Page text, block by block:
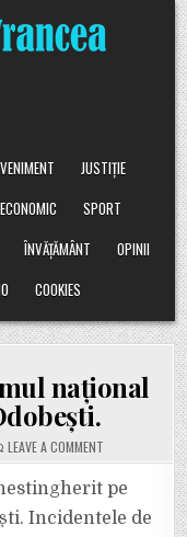
JUSTIȚIE
ECONOMIC
SPORT
ÎNVĂȚĂMÂNT
OPINII
COOKIES
național
LEAVE A COMMENTON
VIDEO.
CALUL
PE
DRUMUL
NAȚIONAL
pe
Incidentele de